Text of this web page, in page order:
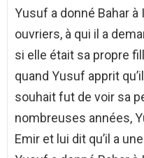
Yusuf a donné Bahar
ouvriers, à qui il a
si elle était sa propre
quand Yusuf apprit
souhait fut de voir sa
nombreuses années,
Emir et lui dit qu’il a